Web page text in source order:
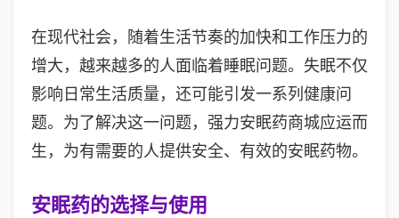
在现代社会，随着生活节奏的加快和工作压力的
增大，越来越多的人面临着睡眠问题。失眠不仅
影响日常生活质量，还可能引发一系列健康问
题。为了解决这一问题，强力安眠药商城应运而
生，为有需要的人提供安全、有效的安眠药物。
安眠药的选择与使用